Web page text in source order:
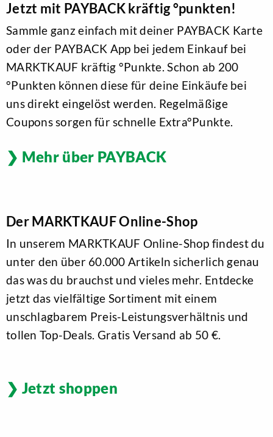
Jetzt mit PAYBACK kräftig °punkten!
Sammle ganz einfach mit deiner PAYBACK Karte
oder der PAYBACK App bei jedem Einkauf bei
MARKTKAUF kräftig °Punkte. Schon ab 200
°Punkten können diese für deine Einkäufe bei
uns direkt eingelöst werden. Regelmäßige
Coupons sorgen für schnelle Extra°Punkte.
Mehr über PAYBACK
Der MARKTKAUF Online-Shop
In unserem MARKTKAUF Online-Shop findest du
unter den über 60.000 Artikeln sicherlich genau
das was du brauchst und vieles mehr. Entdecke
jetzt das vielfältige Sortiment mit einem
unschlagbarem Preis-Leistungsverhältnis und
tollen Top-Deals. Gratis Versand ab 50 €.
Jetzt shoppen